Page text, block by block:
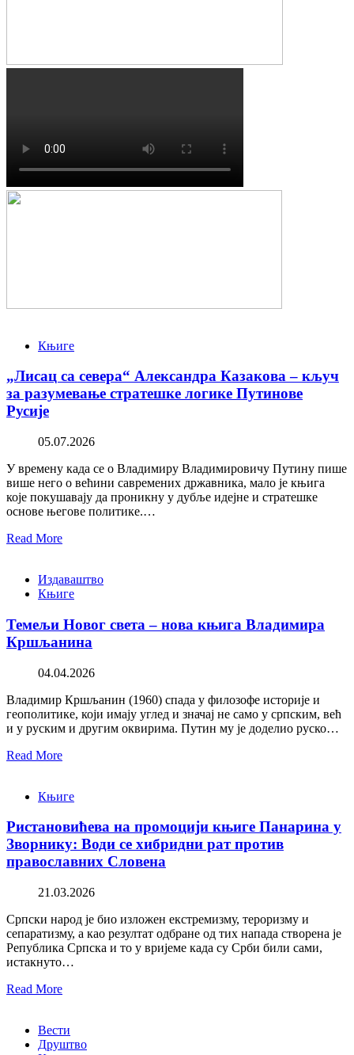
Књиге
„Лисац са севера“ Александра Казакова – кључ
за разумевање стратешке логике Путинове
Русије
05.07.2026
У времену када се о Владимиру Владимировичу Путину пише
више него о већини савремених државника, мало је књига
које покушавају да проникну у дубље идејне и стратешке
основе његове политике.…
Read More
Издаваштво
Књиге
Темељи Новог света – нова књига Владимира
Кршљанина
04.04.2026
Владимир Кршљанин (1960) спада у филозофе историје и
геополитике, који имају углед и значај не само у српским, већ
и у руским и другим оквирима. Путин му је доделио руско…
Read More
Књиге
Ристановићева на промоцији књиге Панарина у
Зворнику: Води се хибридни рат против
православних Словена
21.03.2026
Српски народ је био изложен екстремизму, тероризму и
сепаратизму, а као резултат одбране од тих напада створена је
Република Српска и то у вријеме када су Срби били сами,
истакнуто…
Read More
Вести
Друштво